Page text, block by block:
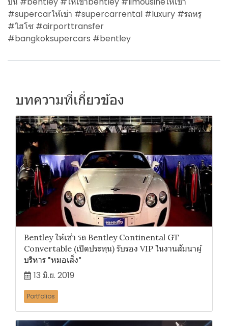
#supercarให้เช่า #supercarrental #luxury #รถหรู
#ไฮโซ #airporttransfer
#bangkoksupercars #bentley
บทความที่เกี่ยวข้อง
Bentley ให้เช่า รถ Bentley Continental GT
Convertable (เปิดประทุน) รับรอง VIP ในงานสัมนาผู้
บริหาร "หมอเส็ง"
13 มิ.ย. 2019
Portfolios